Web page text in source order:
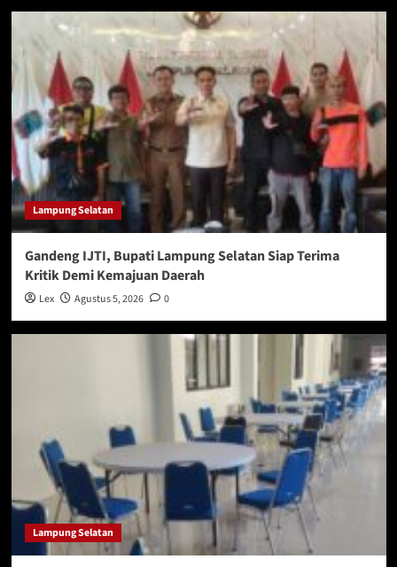
Lampung Selatan
Gandeng IJTI, Bupati Lampung Selatan Siap Terima
Kritik Demi Kemajuan Daerah
Lex Agustus 5, 2026 0
Lampung Selatan